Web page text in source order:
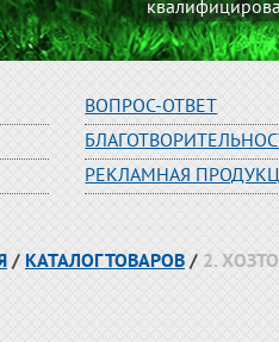
ВОПРОС-ОТВЕТ
РЕКЛАМНАЯ
/ КАТАЛОГ ТОВАРОВ / 2.